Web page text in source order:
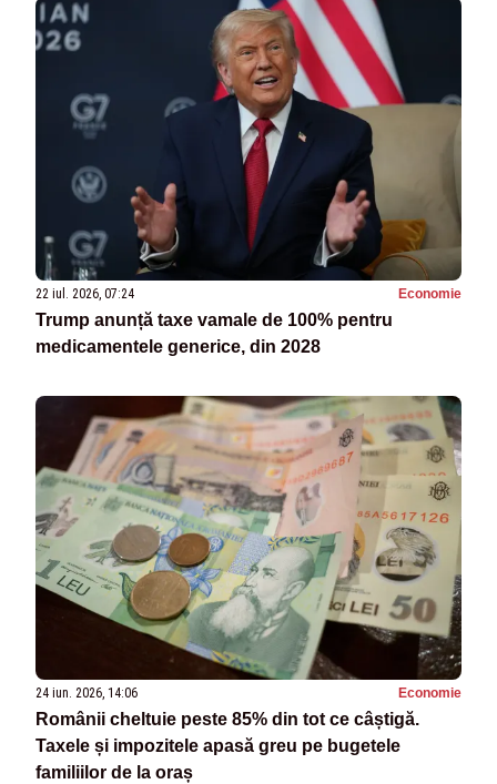
22 iul. 2026, 07:24 Economie
Trump anunță taxe vamale de 100% pentru
medicamentele generice, din 2028
24 iun. 2026, 14:06 Economie
Românii cheltuie peste 85% din tot ce câștigă.
Taxele și impozitele apasă greu pe bugetele
familiilor de la oraș